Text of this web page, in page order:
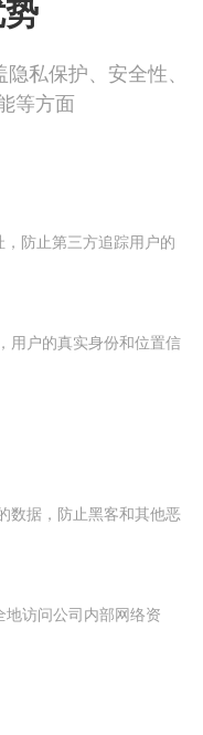
私保护、安全性、
等方面
防止第三方追踪用户的
用户的真实身份和位置信
数据，防止黑客和其他恶
访问公司内部网络资